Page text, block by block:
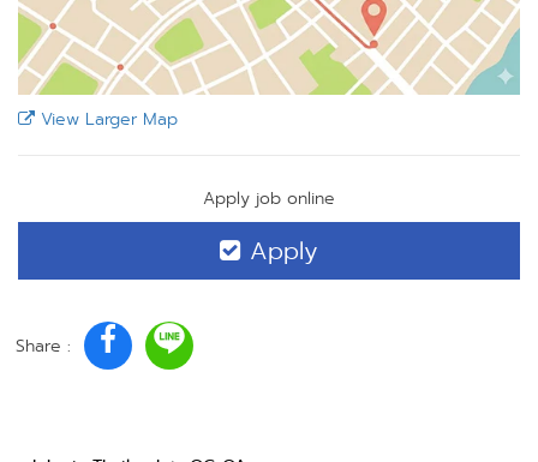
View Larger Map
Apply job online
Apply
Share :